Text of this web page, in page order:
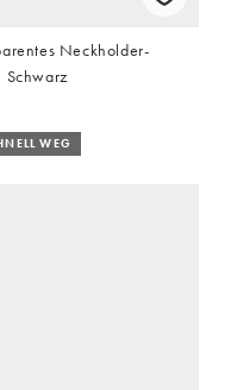
Neckholder-
Schwarz
WEG